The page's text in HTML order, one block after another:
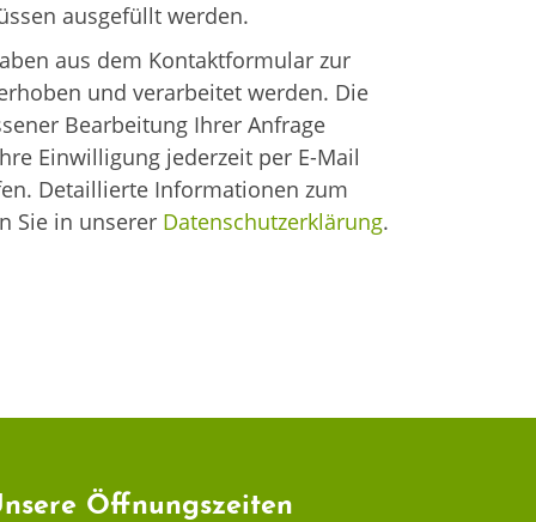
ausgefüllt werden.
aus dem Kontaktformular zur
und verarbeitet werden. Die
Bearbeitung Ihrer Anfrage
Einwilligung jederzeit per E-Mail
Detaillierte Informationen zum
Sie in unserer Datenschutzerklärung.
Öffnungszeiten